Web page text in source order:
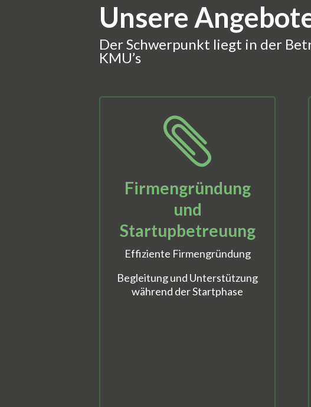
Unsere
Der Schwerpunkt liegt in der
KMU’s

Firmengründung
und
Startupbetreuung
Effiziente Firmengründung
Begleitung und Unterstützung
während der Startphase